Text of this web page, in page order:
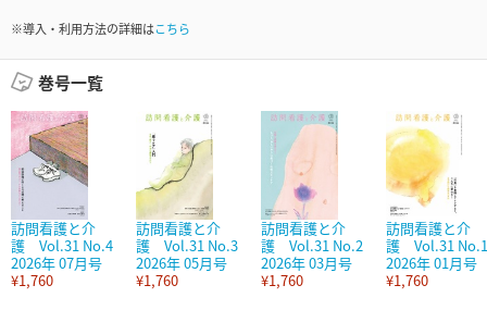
※導入・利用方法の詳細はこちら
巻号一覧
訪問看護と介
護 Vol.31 No.4
2026年 07月号
¥1,760
訪問看護と介
護 Vol.31 No.3
2026年 05月号
¥1,760
訪問看護と介
護 Vol.31 No.2
2026年 03月号
¥1,760
訪問看護と介
護 Vol.31 No.1
2026年 01月号
¥1,760